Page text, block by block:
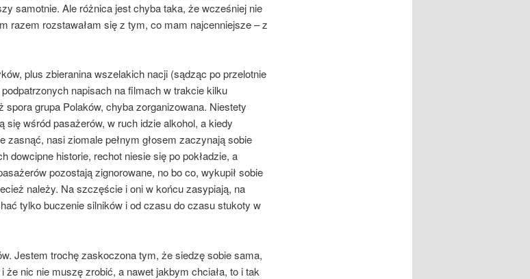
samotnie. Ale różnica jest chyba taka, że wcześniej nie
razem rozstawałam się z tym, co mam najcenniejsze – z
plus zbieranina wszelakich nacji (sądząc po przelotnie
napisach na filmach w trakcie kilku
spora grupa Polaków, chyba zorganizowana. Niestety
się wśród pasażerów, w ruch idzie alkohol, a kiedy
zasnąć, nasi ziomale pełnym głosem zaczynają sobie
dowcipne historie, rechot niesie się po pokładzie, a
pozostają zignorowane, no bo co, wykupił sobie
należy. Na szczęście i oni w końcu zasypiają, na
tylko buczenie silników i od czasu do czasu stukoty w
Jestem trochę zaskoczona tym, że siedzę sobie sama,
że nic nie muszę zrobić, a nawet jakbym chciała, to i tak